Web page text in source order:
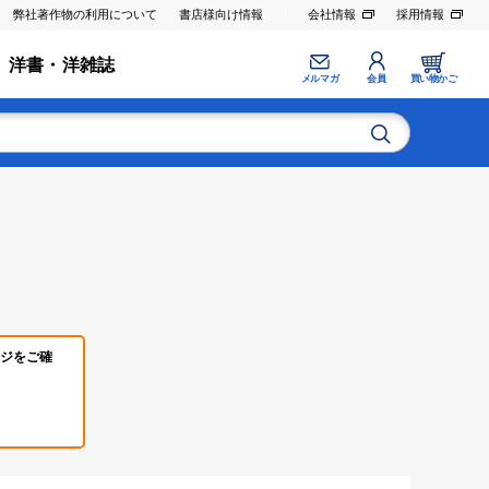
弊社著作物の利用について 書店様向け情報 会社情報 採用情報
洋書・洋雑誌
メルマガ 会員 買い物かご
をご確